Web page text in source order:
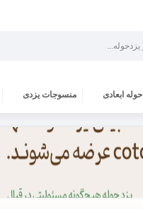
حوله ابعادی منسوجات یزدی